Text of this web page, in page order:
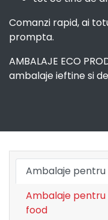
Comanzi rapid, ai
prompta.
AMBALAJE ECO
ambalaje ieftine si
Ambalaje
Ambalaje pentru
food